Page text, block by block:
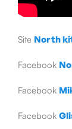
Site North
Facebook
Facebook
Facebook